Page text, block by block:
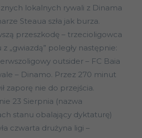
lokalnych rywali z Dinama
Steaua szła jak burza.
przeszkodę – trzecioligowca
z „gwiazdą” poległy następnie:
outsider – FC Baia
– Dinamo. Przez 270 minut
zaporę nie do przejścia.
23 Sierpnia (nazwa
stanu obalający dyktaturę)
czwarta drużyna ligi –